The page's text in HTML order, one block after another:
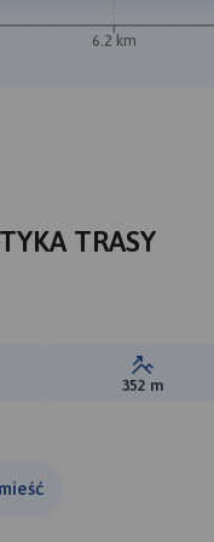
6.2 km
TRASY
trasy: Suma
352 m